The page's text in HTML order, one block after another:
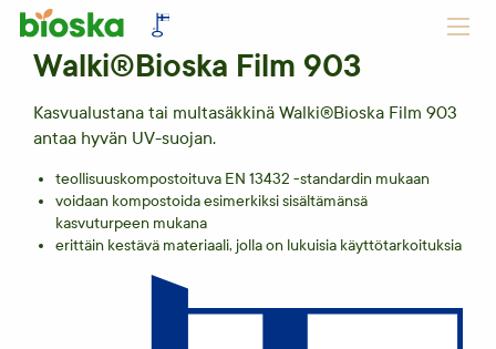
Walki®Bioska Film 903
Kasvualustana tai multasäkkinä Walki®Bioska Film 903
antaa hyvän UV-suojan.
teollisuuskompostoituva EN 13432 -standardin mukaan
voidaan kompostoida esimerkiksi sisältämänsä
kasvuturpeen mukana
erittäin kestävä materiaali, jolla on lukuisia käyttötarkoituksia